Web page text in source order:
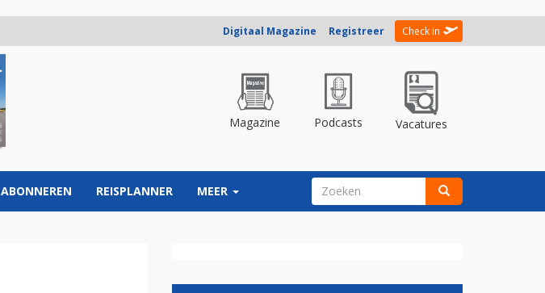
Digitaal Magazine Registreer Check in
Magazine Podcasts Vacatures
ABONNEREN REISPLANNER MEER ZOEKVELD